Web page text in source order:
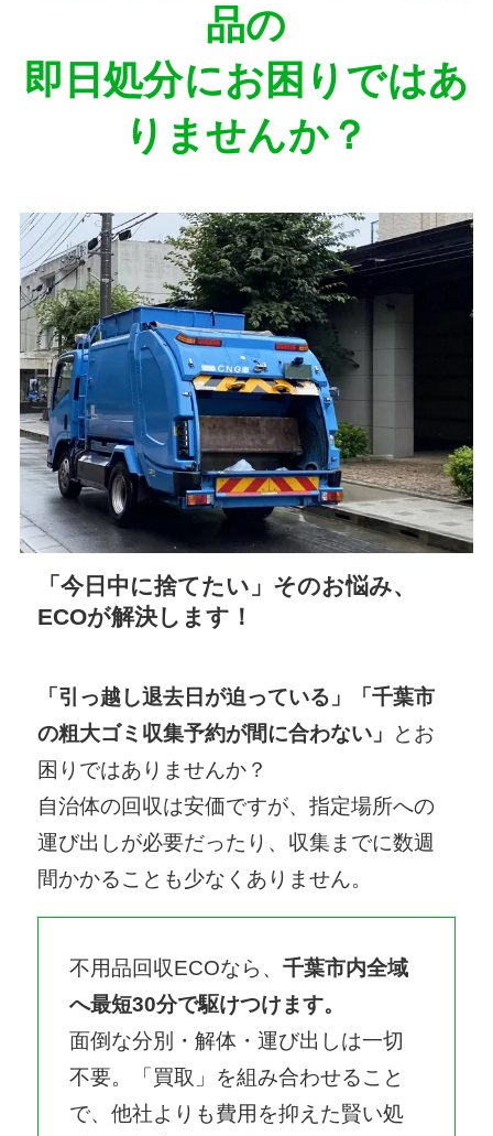
品の
即日処分にお困りではあ
りませんか？
「今日中に捨てたい」そのお悩み、
ECOが解決します！
「引っ越し退去日が迫っている」「千葉市
の粗大ゴミ収集予約が間に合わない」
とお
困りではありませんか？
自治体の回収は安価ですが、指定場所への
運び出しが必要だったり、収集までに数週
間かかることも少なくありません。
不用品回収ECOなら、千葉市内全域
へ最短30分で駆けつけます。
面倒な分別・解体・運び出しは一切
不要。「買取」を組み合わせること
で、他社よりも費用を抑えた賢い処